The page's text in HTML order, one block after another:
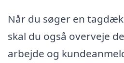
Når du søger en
skal du også overveje
arbejde og